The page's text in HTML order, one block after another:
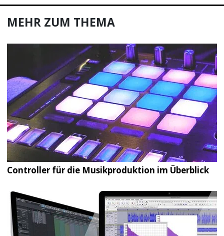
MEHR ZUM THEMA
Controller für die Musikproduktion im Überblick